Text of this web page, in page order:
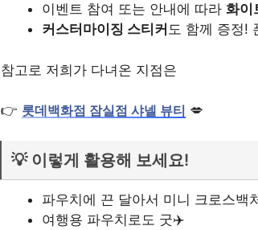
이벤트 참여 또는 안내에 따라 화이
커스터마이징 스티커 도 함께 증정!
참고로 저희가 다녀온 지점은
👉 롯데백화점 잠실점 샤넬 뷰티 💋
💡 이렇게 활용해 보세요!
파우치에 끈 달아서 미니 크로스백
여행용 파우치로도 굿✈️